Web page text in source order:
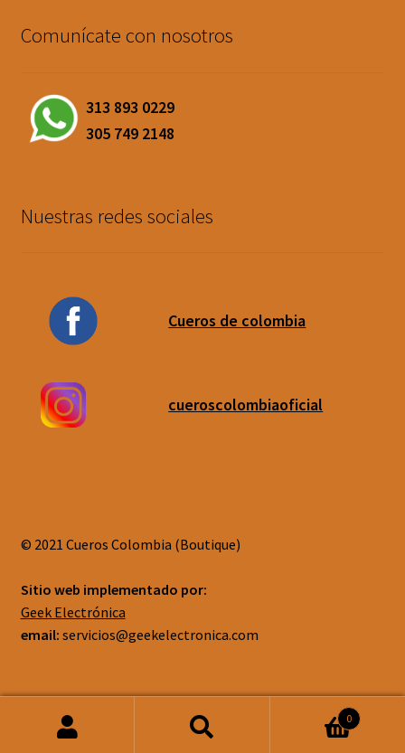
Comunícate con nosotros
313 893 0229
305 749 2148
Nuestras redes sociales
Cueros de colombia
cueroscolombiaoficial
© 2021 Cueros Colombia (Boutique)
Sitio web implementado por:
Geek Electrónica
email: servicios@geekelectronica.com
0